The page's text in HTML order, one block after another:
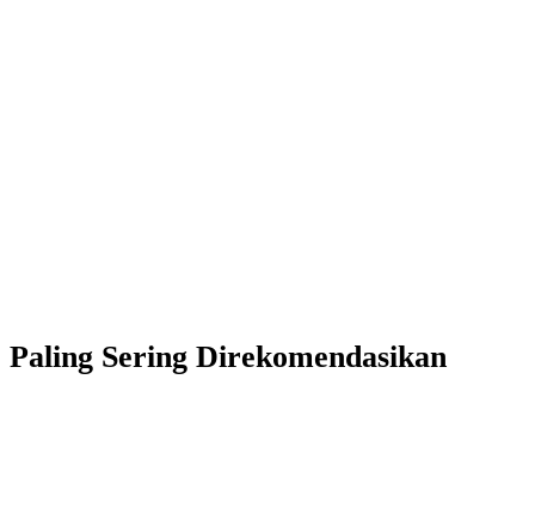
Paling Sering Direkomendasikan